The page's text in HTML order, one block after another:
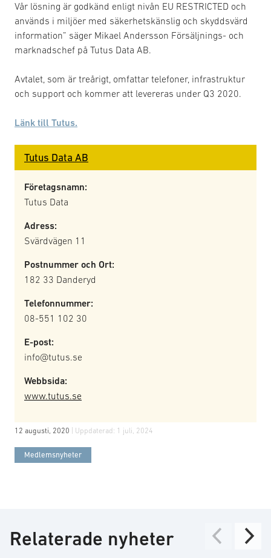
Vår lösning är godkänd enligt nivån EU RESTRICTED och
används i miljöer med säkerhetskänslig och skyddsvärd
information” säger Mikael Andersson Försäljnings- och
marknadschef på Tutus Data AB.
Avtalet, som är treårigt, omfattar telefoner, infrastruktur
och support och kommer att levereras under Q3 2020.
Länk till Tutus.
Tutus Data AB
Företagsnamn:
Tutus Data
Adress:
Svärdvägen 11
Postnummer och Ort:
182 33 Danderyd
Telefonnummer:
08-551 102 30
E-post:
info@tutus.se
Webbsida:
www.tutus.se
12 augusti, 2020 | Uppdaterad: 1 juli, 2024
Medlemsnyheter
Relaterade nyheter